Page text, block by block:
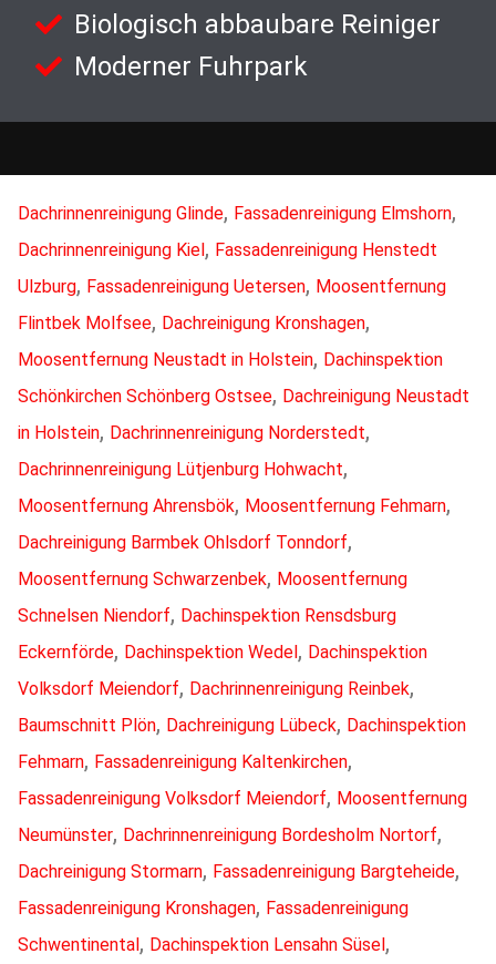
Biologisch abbaubare Reiniger
Moderner Fuhrpark
Dachrinnenreinigung Glinde, Fassadenreinigung Elmshorn,
Dachrinnenreinigung Kiel, Fassadenreinigung Henstedt
Ulzburg, Fassadenreinigung Uetersen, Moosentfernung
Flintbek Molfsee, Dachreinigung Kronshagen,
Moosentfernung Neustadt in Holstein, Dachinspektion
Schönkirchen Schönberg Ostsee, Dachreinigung Neustadt
in Holstein, Dachrinnenreinigung Norderstedt,
Dachrinnenreinigung Lütjenburg Hohwacht,
Moosentfernung Ahrensbök, Moosentfernung Fehmarn,
Dachreinigung Barmbek Ohlsdorf Tonndorf,
Moosentfernung Schwarzenbek, Moosentfernung
Schnelsen Niendorf, Dachinspektion Rensdsburg
Eckernförde, Dachinspektion Wedel, Dachinspektion
Volksdorf Meiendorf, Dachrinnenreinigung Reinbek,
Baumschnitt Plön, Dachreinigung Lübeck, Dachinspektion
Fehmarn, Fassadenreinigung Kaltenkirchen,
Fassadenreinigung Volksdorf Meiendorf, Moosentfernung
Neumünster, Dachrinnenreinigung Bordesholm Nortorf,
Dachreinigung Stormarn, Fassadenreinigung Bargteheide,
Fassadenreinigung Kronshagen, Fassadenreinigung
Schwentinental, Dachinspektion Lensahn Süsel,